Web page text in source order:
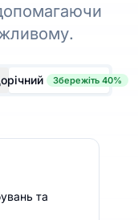
Збережіть 40%
та